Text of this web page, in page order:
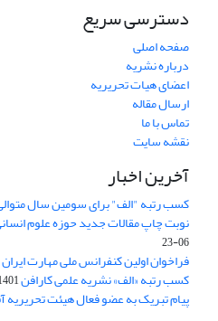
دسترسی سریع
صفحه اصلی
درباره نشریه
اعضای هیات تحریریه
ارسال مقاله
تماس با ما
نقشه سایت
آخرین اخبار
کسب رتبه "الف" برای سومین سال
نوبت چاپ مقالات جدید حوزه علوم انسانی 1404و به بعد خواهد
06-23
فراخوان اولین کنفرانس ملی مهارت ایران
کسب رتبه «الف» نشریه علمی کارافن05-06
پیام تبریک به عضو فعال هیئت